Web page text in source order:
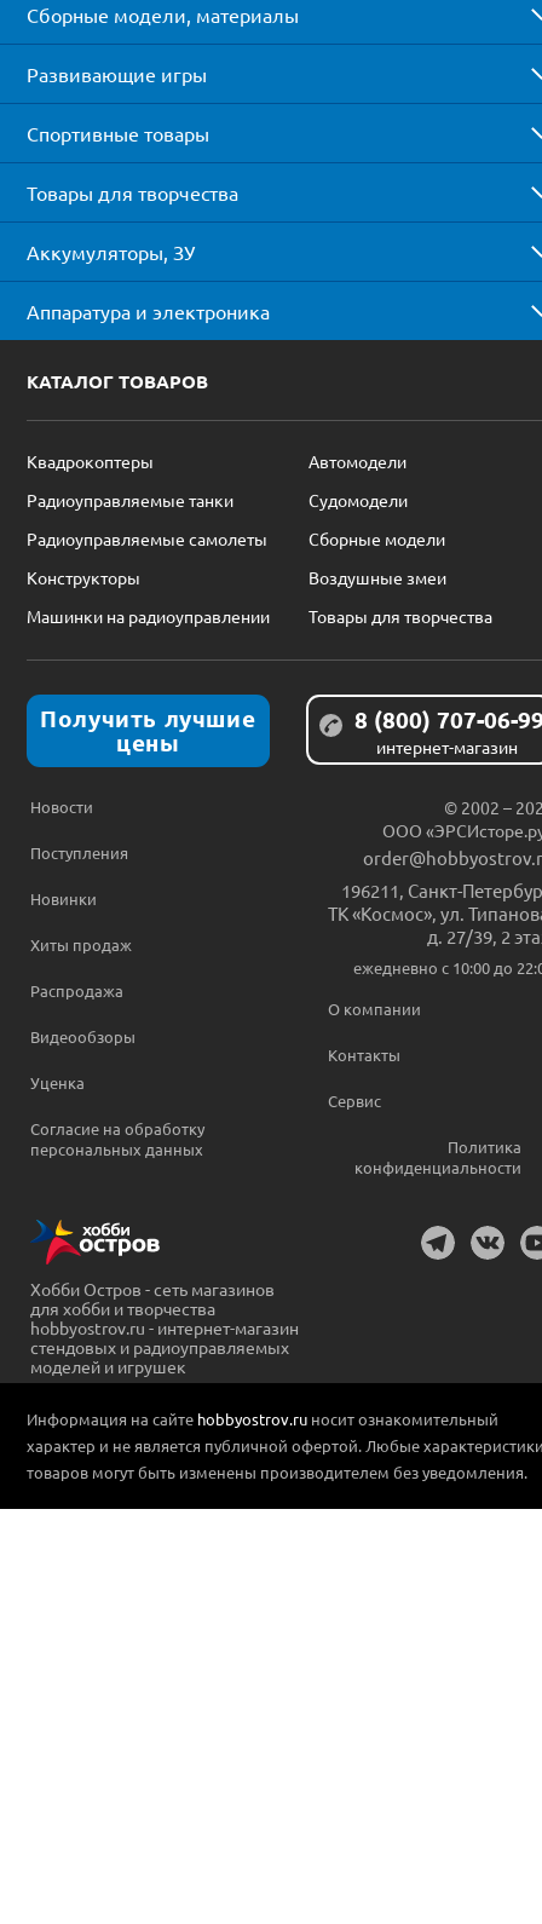
Сборные модели, материалы
Развивающие игры
Спортивные товары
Товары для творчества
Аккумуляторы, ЗУ
Аппаратура и электроника
КАТАЛОГ ТОВАРОВ
Квадрокоптеры
Автомодели
Радиоуправляемые танки
Судомодели
Радиоуправляемые самолеты
Сборные модели
Конструкторы
Воздушные змеи
Машинки на радиоуправлении
Товары для творчества
Получить лучшие
цены
8 (800) 707-06-
интернет-магазин
Новости
Поступления
Новинки
Хиты продаж
Распродажа
Видеообзоры
Уценка
Согласие на обработку
персональных данных
© 2002 –
ООО
196211 Санкт-
ТК «Космос», ул.
д. 27/39, 2
ежедневно c 10:00 до
О компании
Контакты
Сервис
Политика
конфиденциальности
Хобби Остров - сеть магазинов
для хобби и творчества
hobbyostrov.ru - интернет-магазин
стендовых и радиоуправляемых
моделей и игрушек
Информация на сайте hobbyostrov.ru носит ознакомительный
характер и не является публичной офертой. Любые
товаров могут быть изменены производителем без уведомления.